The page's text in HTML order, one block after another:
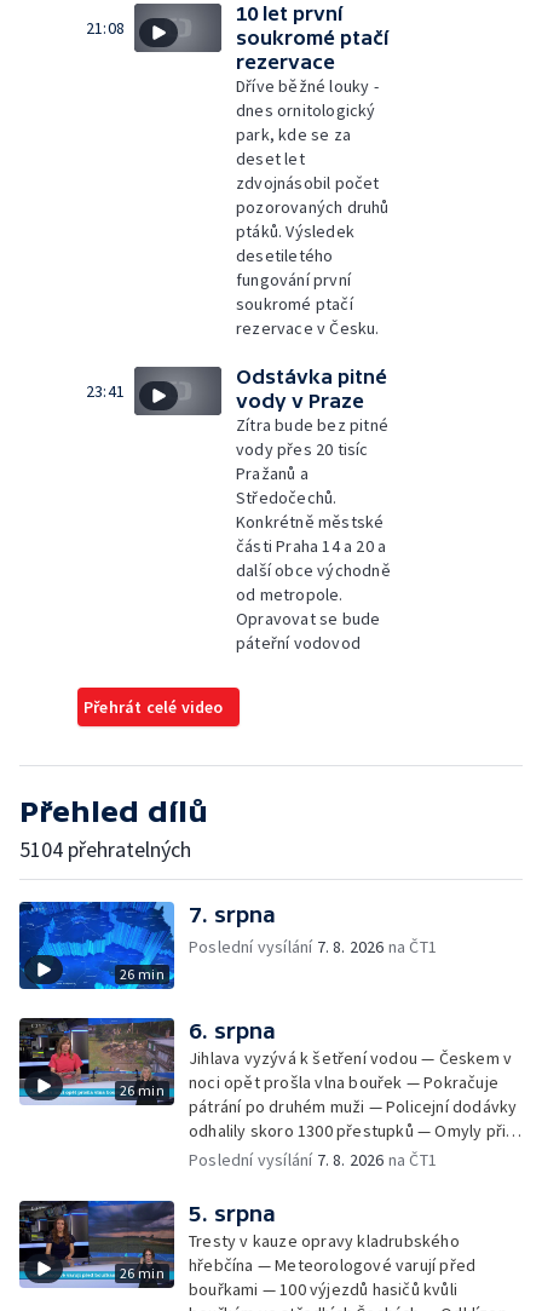
21:08
10 let první
soukromé ptačí
rezervace
Dříve běžné louky -
dnes ornitologický
park, kde se za
deset let
zdvojnásobil počet
pozorovaných druhů
ptáků. Výsledek
desetiletého
fungování první
soukromé ptačí
rezervace v Česku.
23:41
Odstávka pitné
vody v Praze
Zítra bude bez pitné
vody přes 20 tisíc
Pražanů a
Středočechů.
Konkrétně městské
části Praha 14 a 20 a
další obce východně
od metropole.
Opravovat se bude
páteřní vodovod
Přehrát celé video
Přehled dílů
5104 přehratelných
26 min
7. srpna
Poslední vysílání 7. 8. 2026 na ČT1
26 min
6. srpna
Jihlava vyzývá k šetření vodou — Českem v
noci opět prošla vlna bouřek — Pokračuje
pátrání po druhém muži — Policejní dodávky
odhalily skoro 1300 přestupků — Omyly při
nouzovém volání o pomoc — Hradec Králové
rekord v hromadném seskoku parašutistů —
Chovné rybníky na Českolipsku pustoší
vydry — Instalace nové sochy v Mariánských
Lázních — Sedmiletý trest za dotační
podvod s projektem Technologického parku
Poslední vysílání 7. 8. 2026 na ČT1
26 min
5. srpna
Tresty v kauze opravy kladrubského
hřebčína — Meteorologové varují před
bouřkami — 100 výjezdů hasičů kvůli